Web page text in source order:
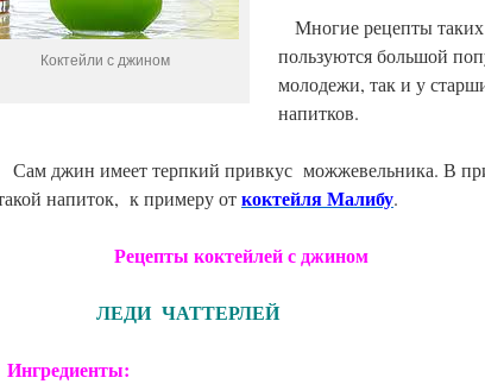
Коктейли с джином
Многие рецепты
пользуются большой
молодежи, так и у
напитков.
Сам джин имеет терпкий привкус можжевельника. В
напиток, к примеру откоктейля Малибу.
коктейлей с джином
ЧАТТЕРЛЕЙ